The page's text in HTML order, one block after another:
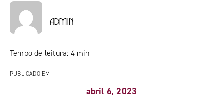
admin
Tempo de leitura: 4 min
PUBLICADO EM
abril 6, 2023